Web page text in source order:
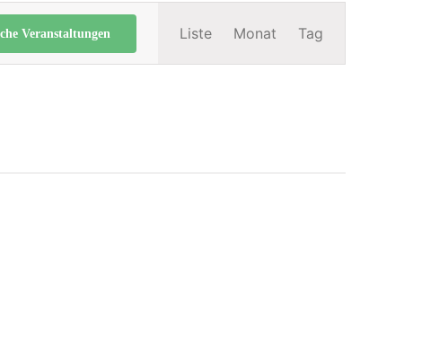
Veranstaltungen
Ansichten-
Navigation
Liste Monat Tag